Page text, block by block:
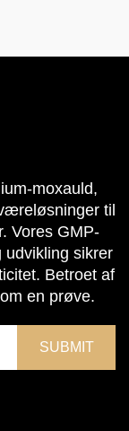
moxauld,
til
Vores GMP-
udvikling sikrer
Betroet af
en prøve.